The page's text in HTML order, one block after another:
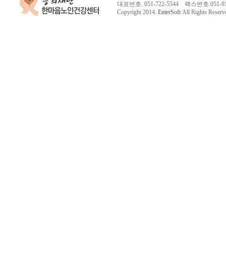
대표번호. 051-722-5544 팩스번호.051-
Copyright 2014. EnterSoft All Rights